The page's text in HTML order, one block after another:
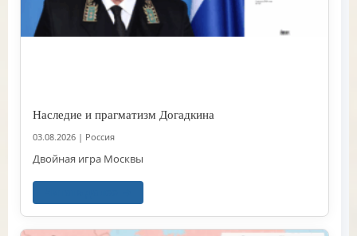
Наследие и прагматизм Догадкина
03.08.2026 | Россия
Двойная игра Москвы